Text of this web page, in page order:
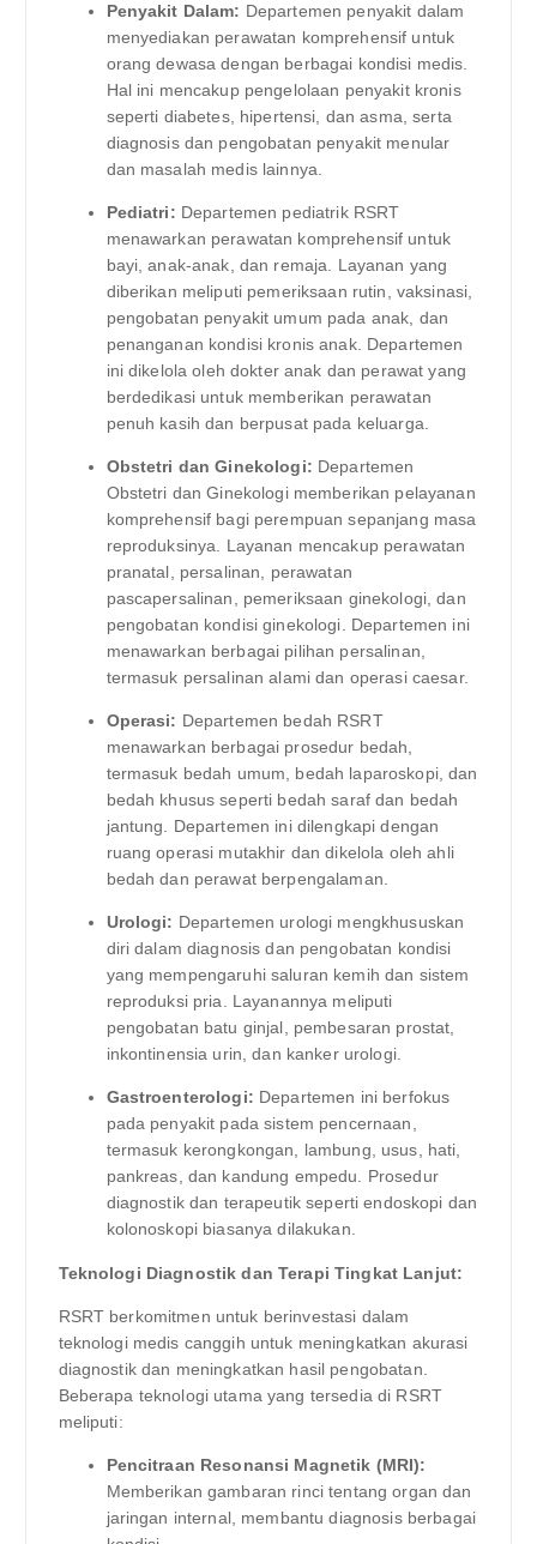
Penyakit Dalam: Departemen penyakit dalam
menyediakan perawatan komprehensif untuk
orang dewasa dengan berbagai kondisi medis.
Hal ini mencakup pengelolaan penyakit kronis
seperti diabetes, hipertensi, dan asma, serta
diagnosis dan pengobatan penyakit menular
dan masalah medis lainnya.
Pediatri: Departemen pediatrik RSRT
menawarkan perawatan komprehensif untuk
bayi, anak-anak, dan remaja. Layanan yang
diberikan meliputi pemeriksaan rutin, vaksinasi,
pengobatan penyakit umum pada anak, dan
penanganan kondisi kronis anak. Departemen
ini dikelola oleh dokter anak dan perawat yang
berdedikasi untuk memberikan perawatan
penuh kasih dan berpusat pada keluarga.
Obstetri dan Ginekologi: Departemen
Obstetri dan Ginekologi memberikan pelayanan
komprehensif bagi perempuan sepanjang masa
reproduksinya. Layanan mencakup perawatan
pranatal, persalinan, perawatan
pascapersalinan, pemeriksaan ginekologi, dan
pengobatan kondisi ginekologi. Departemen ini
menawarkan berbagai pilihan persalinan,
termasuk persalinan alami dan operasi caesar.
Operasi: Departemen bedah RSRT
menawarkan berbagai prosedur bedah,
termasuk bedah umum, bedah laparoskopi, dan
bedah khusus seperti bedah saraf dan bedah
jantung. Departemen ini dilengkapi dengan
ruang operasi mutakhir dan dikelola oleh ahli
bedah dan perawat berpengalaman.
Urologi: Departemen urologi mengkhususkan
diri dalam diagnosis dan pengobatan kondisi
yang mempengaruhi saluran kemih dan sistem
reproduksi pria. Layanannya meliputi
pengobatan batu ginjal, pembesaran prostat,
inkontinensia urin, dan kanker urologi.
Gastroenterologi: Departemen ini berfokus
pada penyakit pada sistem pencernaan,
termasuk kerongkongan, lambung, usus, hati,
pankreas, dan kandung empedu. Prosedur
diagnostik dan terapeutik seperti endoskopi dan
kolonoskopi biasanya dilakukan.
Teknologi Diagnostik dan Terapi Tingkat Lanjut:
RSRT berkomitmen untuk berinvestasi dalam
teknologi medis canggih untuk meningkatkan akurasi
diagnostik dan meningkatkan hasil pengobatan.
Beberapa teknologi utama yang tersedia di RSRT
meliputi:
Pencitraan Resonansi Magnetik (MRI):
Memberikan gambaran rinci tentang organ dan
jaringan internal, membantu diagnosis berbagai